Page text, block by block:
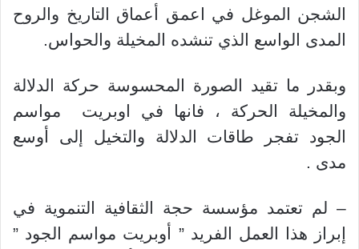
الشجن الموغل في اعمق أعماق التاريخ والروح
المدى الواسع الذي تنشده المخيلة والحواس.
وبقدر ما تقيد الصورة المحسوسة حركة الدلالة
والمخيلة الحركة ، فانها في اوبريت
مواسم
الجود تفجر طاقات الدلالة والتخيل إلى أوسع
مدى .
– لم تعتمد مؤسسة حجة الثقافية التنموية في
إبراز هذا العمل الفريد ” أوبريت مواسم الجود ”